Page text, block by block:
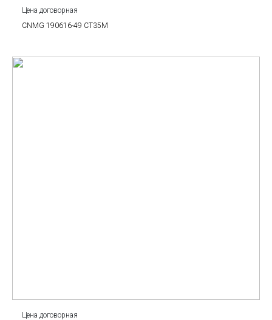
Цена договорная
CNMG 190616-49 CT35M
Цена договорная